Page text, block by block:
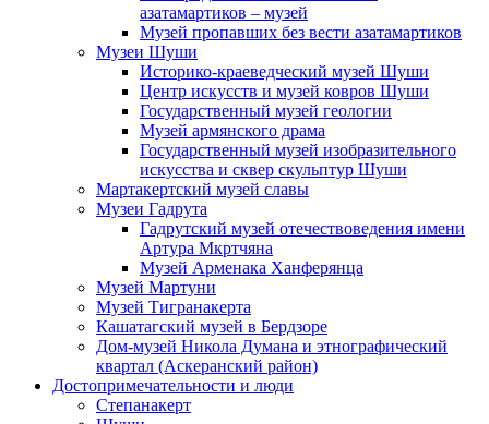
азатамартиков – музей
Музей пропавших без вести азатамартиков
Музеи Шуши
Историко-краеведческий музей Шуши
Центр искусств и музей ковров Шуши
Государственный музей геологии
Музей армянского драма
Государственный музей изобразительного
искусства и сквер скульптур Шуши
Мартакертский музей славы
Музеи Гадрута
Гадрутский музей отечествоведения имени
Артура Мкртчяна
Музей Арменака Ханферянца
Музей Мартуни
Музей Тигранакерта
Кашатагский музей в Бердзоре
Дом-музей Никола Думана и этнографический
квартал (Аскеранский район)
Достопримечательности и люди
Степанакерт